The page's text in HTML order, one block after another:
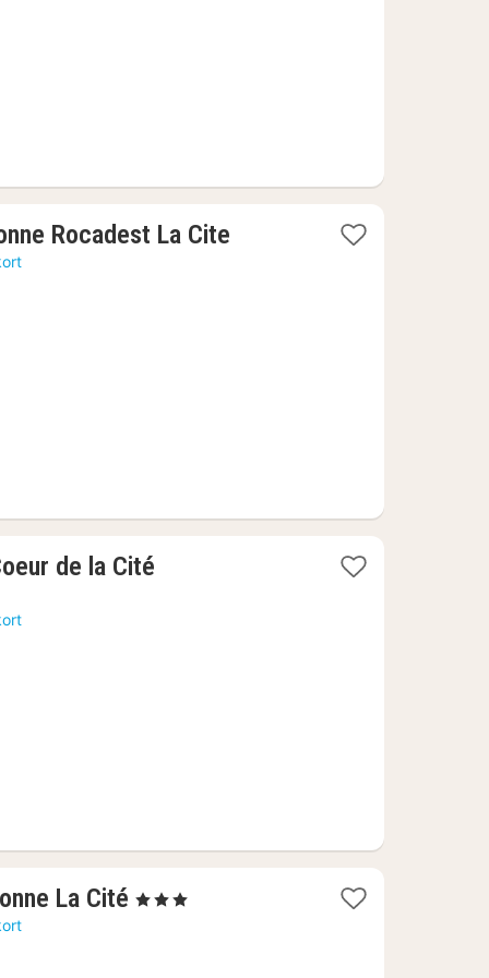
Rocadest La Cite
de la Cité
La Cité 1
, 3 Stjerner